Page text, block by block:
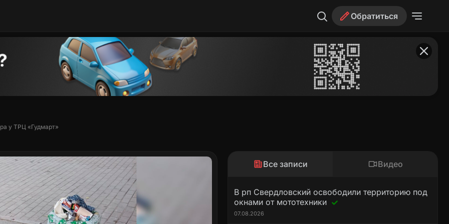
Обратиться
у ТРЦ «Гудмарт»
Все записи Видео
В рп Свердловский освободили территорию под
окнами от мототехники
07.08.2026